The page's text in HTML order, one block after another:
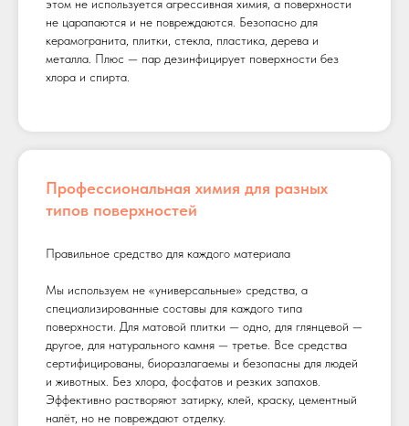
этом не используется агрессивная химия, а поверхности
не царапаются и не повреждаются. Безопасно для
керамогранита, плитки, стекла, пластика, дерева и
металла. Плюс — пар дезинфицирует поверхности без
хлора и спирта.
Профессиональная химия для разных
типов поверхностей
Правильное средство для каждого материала
Мы используем не «универсальные» средства, а
специализированные составы для каждого типа
поверхности. Для матовой плитки — одно, для глянцевой —
другое, для натурального камня — третье. Все средства
сертифицированы, биоразлагаемы и безопасны для людей
и животных. Без хлора, фосфатов и резких запахов.
Эффективно растворяют затирку, клей, краску, цементный
налёт, но не повреждают отделку.